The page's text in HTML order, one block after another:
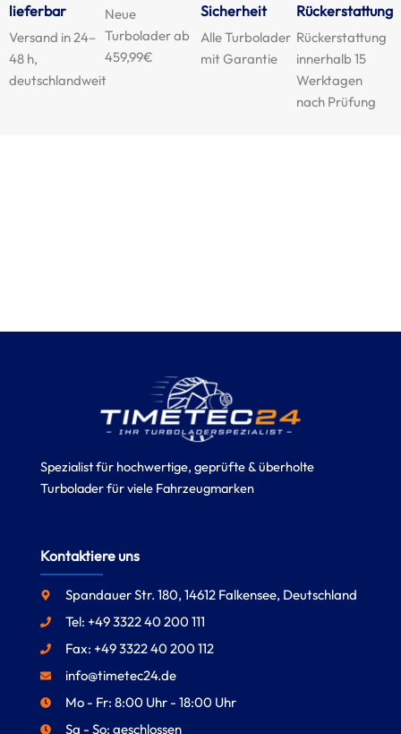
lieferbar
Versand in 24–
48 h,
deutschlandweit
Neue
Turbolader ab
459,99€
Sicherheit
Alle Turbolader
mit Garantie
Rückerstattung
Rückerstattung
innerhalb 15
Werktagen
nach Prüfung
Spezialist für hochwertige, geprüfte & überholte
Turbolader für viele Fahrzeugmarken
Kontaktiere uns
Spandauer Str. 180, 14612 Falkensee, Deutschland
Tel: +49 3322 40 200 111
Fax: +49 3322 40 200 112
info@timetec24.de
Mo - Fr: 8:00 Uhr - 18:00 Uhr
Sa - So: geschlossen